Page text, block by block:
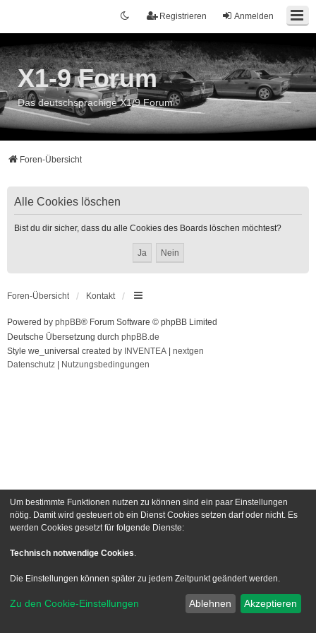
Anmelden
Registrieren
X1-9 Forum
Das deutschsprachige X1/9 Forum
Foren-Übersicht
Alle Cookies löschen
Bist du dir sicher, dass du alle Cookies des Boards löschen möchtest?
Foren-Übersicht Kontakt
Powered by phpBB® Forum Software © phpBB Limited
Deutsche Übersetzung durch phpBB.de
Style we_universal created by INVENTEA
nextgen
Datenschutz
Nutzungsbedingungen
Um bestimmte Funktionen nutzen zu können sind ein paar Einstellungen
nötig. Damit wird gesteuert ob ein Dienst Cookies setzen darf oder nicht. Es
werden Cookies gesetzt für folgende Dienste:
Technisch notwendige Cookies.
Die Einstellungen können später zu jedem Zeitpunkt geändert werden.
Zu den Cookie-Einstellungen Ablehnen Akzeptieren